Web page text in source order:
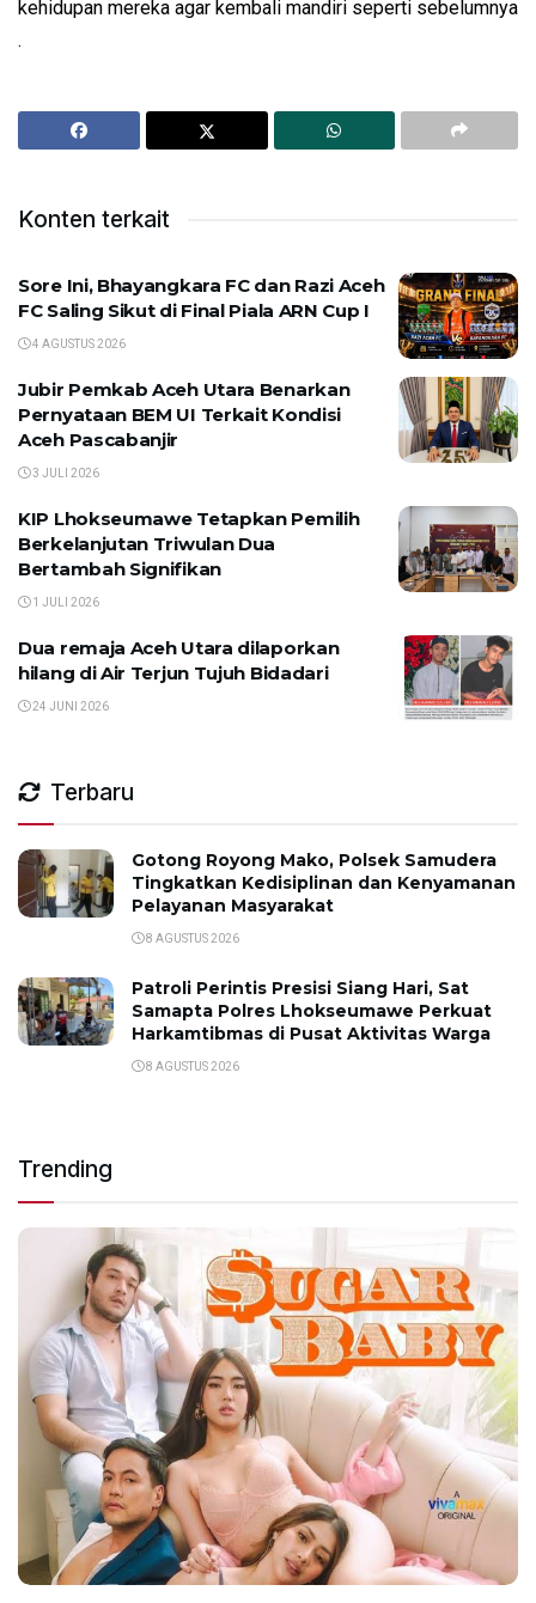
kehidupan mereka agar kembali mandiri seperti sebelumnya
.
Konten terkait
Sore Ini, Bhayangkara FC dan Razi Aceh
FC Saling Sikut di Final Piala ARN Cup I
4 AGUSTUS 2026
Jubir Pemkab Aceh Utara Benarkan
Pernyataan BEM UI Terkait Kondisi
Aceh Pascabanjir
3 JULI 2026
KIP Lhokseumawe Tetapkan Pemilih
Berkelanjutan Triwulan Dua
Bertambah Signifikan
1 JULI 2026
Dua remaja Aceh Utara dilaporkan
hilang di Air Terjun Tujuh Bidadari
24 JUNI 2026
Terbaru
Gotong Royong Mako, Polsek Samudera
Tingkatkan Kedisiplinan dan Kenyamanan
Pelayanan Masyarakat
8 AGUSTUS 2026
Patroli Perintis Presisi Siang Hari, Sat
Samapta Polres Lhokseumawe Perkuat
Harkamtibmas di Pusat Aktivitas Warga
8 AGUSTUS 2026
Trending